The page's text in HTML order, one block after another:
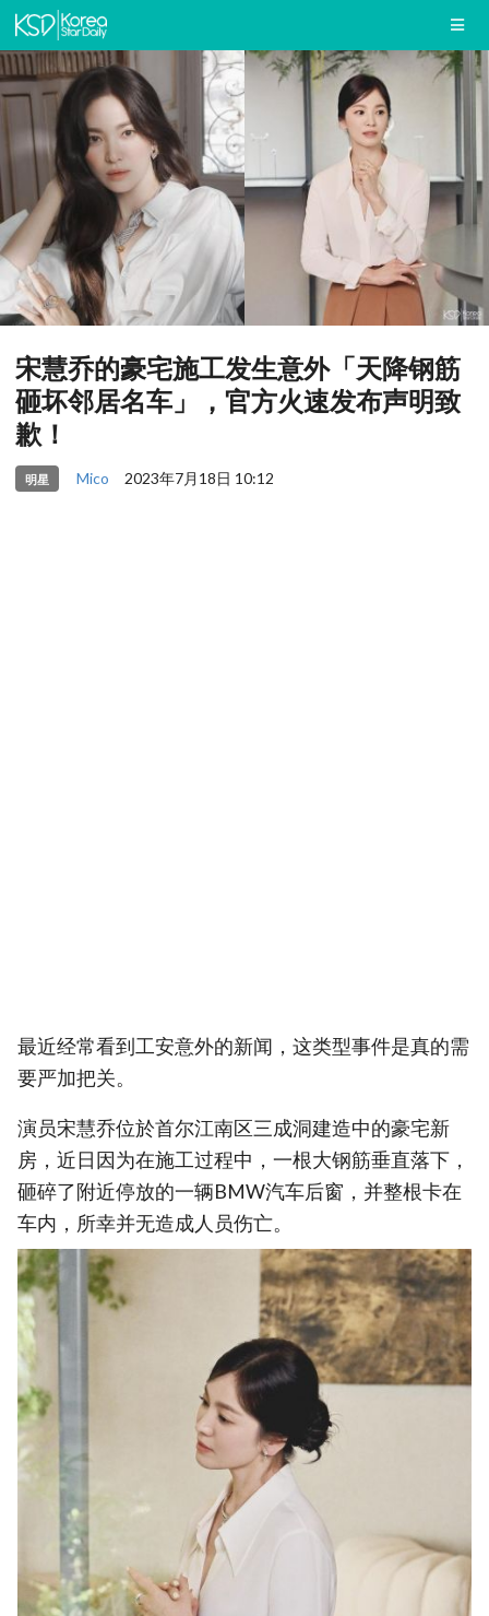
宋慧乔的豪宅施工发生意外「天降钢筋
砸坏邻居名车」，官方火速发布声明致
歉！
明星 Mico 2023年7月18日 10:12
最近经常看到工安意外的新闻，这类型事件是真的需
要严加把关。
演员宋慧乔位於首尔江南区三成洞建造中的豪宅新
房，近日因为在施工过程中，一根大钢筋垂直落下，
砸碎了附近停放的一辆BMW汽车后窗，并整根卡在
车内，所幸并无造成人员伤亡。